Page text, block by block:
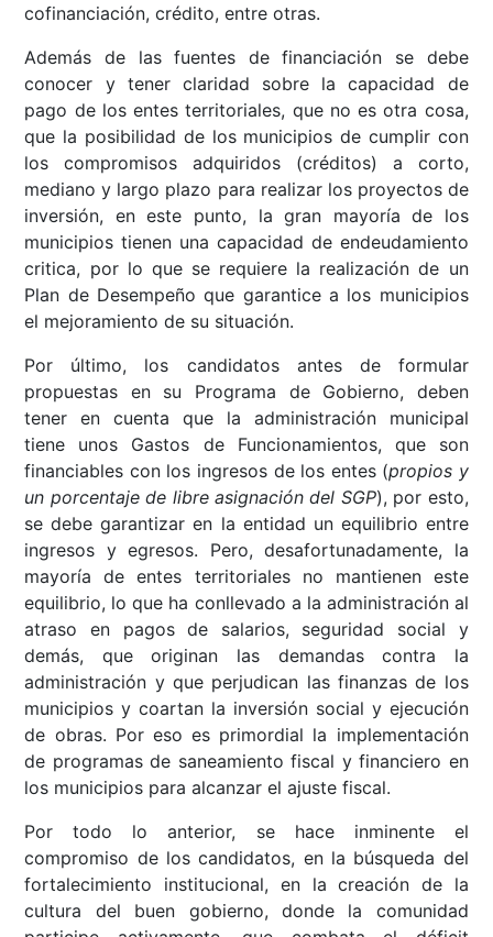
cofinanciación, crédito, entre otras.
Además de las fuentes de financiación se debe
conocer y tener claridad sobre la capacidad de
pago de los entes territoriales, que no es otra cosa,
que la posibilidad de los municipios de cumplir con
los compromisos adquiridos (créditos) a corto,
mediano y largo plazo para realizar los proyectos de
inversión, en este punto, la gran mayoría de los
municipios tienen una capacidad de endeudamiento
critica, por lo que se requiere la realización de un
Plan de Desempeño que garantice a los municipios
el mejoramiento de su situación.
Por último, los candidatos antes de formular
propuestas en su Programa de Gobierno, deben
tener en cuenta que la administración municipal
tiene unos Gastos de Funcionamientos, que son
financiables con los ingresos de los entes (propios y
un porcentaje de libre asignación del SGP), por esto,
se debe garantizar en la entidad un equilibrio entre
ingresos y egresos. Pero, desafortunadamente, la
mayoría de entes territoriales no mantienen este
equilibrio, lo que ha conllevado a la administración al
atraso en pagos de salarios, seguridad social y
demás, que originan las demandas contra la
administración y que perjudican las finanzas de los
municipios y coartan la inversión social y ejecución
de obras. Por eso es primordial la implementación
de programas de saneamiento fiscal y financiero en
los municipios para alcanzar el ajuste fiscal.
Por todo lo anterior, se hace inminente el
compromiso de los candidatos, en la búsqueda del
fortalecimiento institucional, en la creación de la
cultura del buen gobierno, donde la comunidad